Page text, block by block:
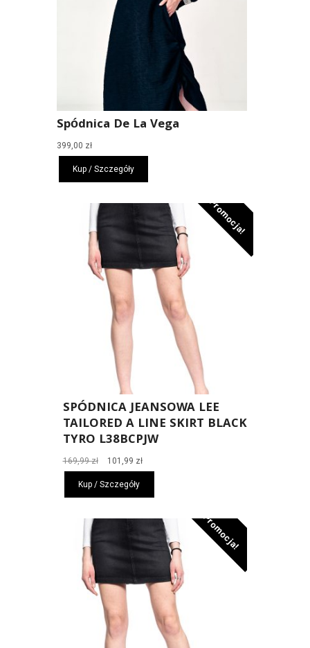
Spódnica De La Vega
399,00 zł
Kup / Szczegóły
Promocja!
SPÓDNICA JEANSOWA LEE
TAILORED A LINE SKIRT BLACK
TYRO L38BCPJW
169,99zł
Pierwotna
cena
wynosiła:
169,99 zł.
101,99 złAktualna
cena
101,99 zł.
Kup / Szczegóły
Promocja!